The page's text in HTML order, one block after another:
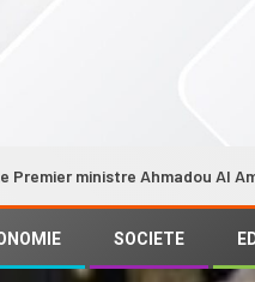
Ahmadou Al Aminou Lo
SOCIETE